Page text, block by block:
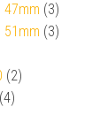
47mm (3)
51mm (3)
(2)
(4)